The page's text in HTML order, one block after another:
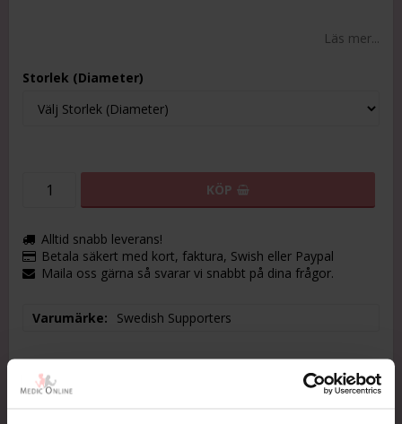
Läs mer...
Storlek (Diameter)
KÖP
Alltid snabb leverans!
Betala säkert med kort, faktura, Swish eller Paypal
Maila oss gärna så svarar vi snabbt på dina frågor.
Varumärke Swedish Supporters